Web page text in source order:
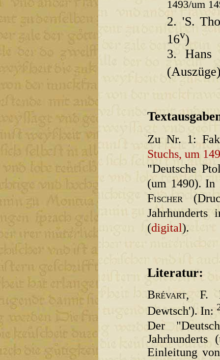
1493/um
2. 'S.
16v)
3. Hans
Zu Nr. 1:
Stuchs, um
"Deutsche
(um 1490). In
Fischer
Jahrhunderts
(digital).
Literatur:
Brévart, F.
Dewtsch'). In:
Der
Einleitung